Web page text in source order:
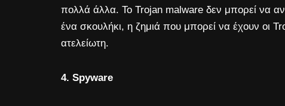
πολλά άλλα. Το Trojan malware δεν μπορεί να
ένα σκουλήκι, η ζημιά που μπορεί να έχουν οι
ατελείωτη.
4. Spyware